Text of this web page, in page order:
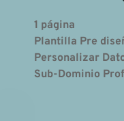
1 página
Plantilla Pre
Personalizar
Sub-Dominio